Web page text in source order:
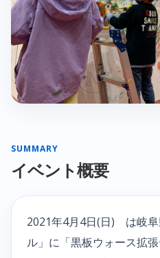
SUMMARY
イベント概要
2021年4月4日(日) は岐
ル」に「黒板ウォース拡